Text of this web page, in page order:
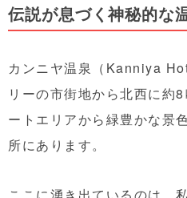
伝説が息づく神秘的な
カンニヤ温泉（Kanniya
リーの市街地から北西に約
ートエリアから緑豊かな景
所にあります。